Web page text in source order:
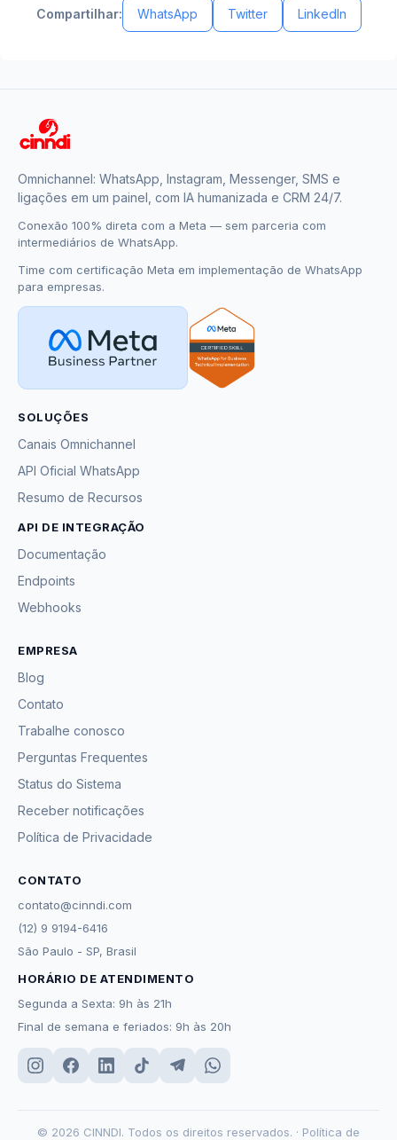
Compartilhar: WhatsApp Twitter LinkedIn
Omnichannel: WhatsApp, Instagram, Messenger, SMS e
ligações em um painel, com IA humanizada e CRM 24/7.
Conexão 100% direta com a Meta — sem parceria com
intermediários de WhatsApp.
Time com certificação Meta em implementação de WhatsApp
para empresas.
SOLUÇÕES
Canais Omnichannel
API Oficial WhatsApp
Resumo de Recursos
API DE INTEGRAÇÃO
Documentação
Endpoints
Webhooks
EMPRESA
Blog
Contato
Trabalhe conosco
Perguntas Frequentes
Status do Sistema
Receber notificações
Política de Privacidade
CONTATO
contato@cinndi.com
(12) 9 9194-6416
São Paulo - SP, Brasil
HORÁRIO DE ATENDIMENTO
Segunda a Sexta: 9h às 21h
Final de semana e feriados: 9h às 20h
© 2026 CINNDI. Todos os direitos reservados. · Política de